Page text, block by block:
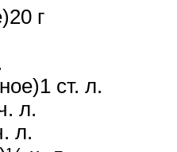
г
ст. л.
л.
л.